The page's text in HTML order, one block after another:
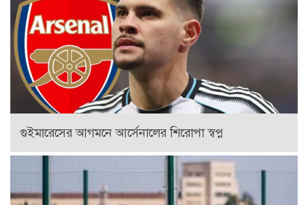
গুইমারেসের আগমনে আর্সেনালের শিরোপা স্বপ্ন